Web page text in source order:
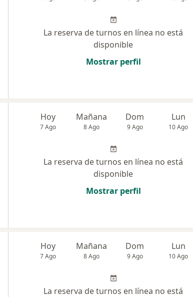
La reserva de turnos en línea no está
disponible
Mostrar perfil
Hoy
7 Ago
Mañana
8 Ago
Dom
9 Ago
Lun
10 Ago
La reserva de turnos en línea no está
disponible
Mostrar perfil
Hoy
7 Ago
Mañana
8 Ago
Dom
9 Ago
Lun
10 Ago
La reserva de turnos en línea no está